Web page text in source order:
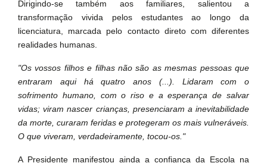
Dirigindo-se também aos familiares, salientou a
transformação vivida pelos estudantes ao longo da
licenciatura, marcada pelo contacto direto com diferentes
realidades humanas.
"Os vossos filhos e filhas não são as mesmas pessoas que
entraram aqui há quatro anos (...). Lidaram com o
sofrimento humano, com o riso e a esperança de salvar
vidas; viram nascer crianças, presenciaram a inevitabilidade
da morte, curaram feridas e protegeram os mais vulneráveis.
O que viveram, verdadeiramente, tocou-os."
A Presidente manifestou ainda a confiança da Escola na